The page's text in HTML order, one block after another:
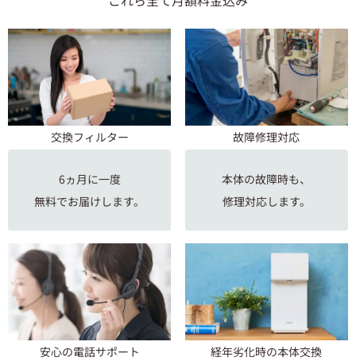
交換フィルター
6ヵ月に一度
無料でお届けします。
故障修理対応
本体の故障時も、
修理対応します。
安心の電話サポート 経年劣化時の本体交換